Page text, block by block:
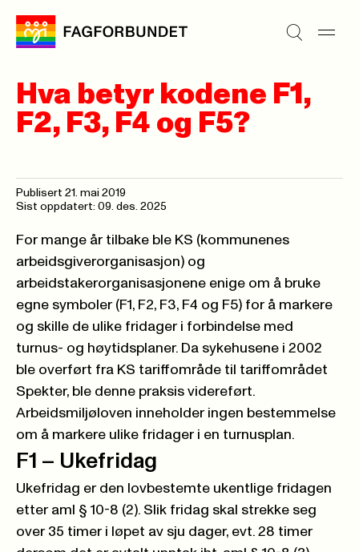
Hva betyr kodene F1,
F2, F3, F4 og F5?
Publisert 21. mai 2019
Sist oppdatert: 09. des. 2025
For mange år tilbake ble KS (kommunenes
arbeidsgiverorganisasjon) og
arbeidstakerorganisasjonene enige om å bruke
egne symboler (F1, F2, F3, F4 og F5) for å markere
og skille de ulike fridager i forbindelse med
turnus- og høytidsplaner. Da sykehusene i 2002
ble overført fra KS tariffområde til tariffområdet
Spekter, ble denne praksis videreført.
Arbeidsmiljøloven inneholder ingen bestemmelse
om å markere ulike fridager i en turnusplan.
F1 – Ukefridag
Ukefridag er den lovbestemte ukentlige fridagen
etter aml § 10-8 (2). Slik fridag skal strekke seg
over 35 timer i løpet av sju dager, evt. 28 timer